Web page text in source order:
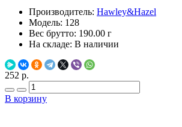
Производитель: Hawley&Hazel
Модель: 128
Вес брутто: 190.00 г
На складе: В наличии
252 р.
В корзину